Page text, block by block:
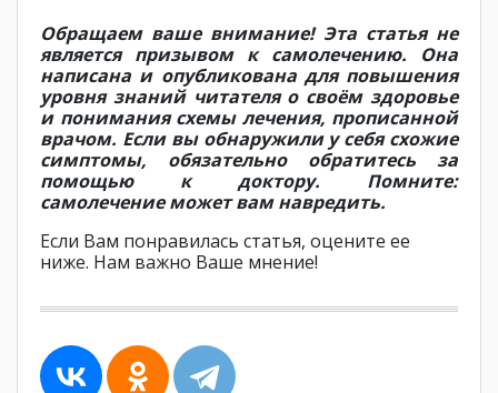
Обращаем ваше внимание! Эта статья не
является призывом к самолечению. Она
написана и опубликована для повышения
уровня знаний читателя о своём здоровье
и понимания схемы лечения, прописанной
врачом. Если вы обнаружили у себя схожие
симптомы, обязательно обратитесь за
помощью к доктору. Помните:
самолечение может вам навредить.
Если Вам понравилась статья, оцените ее
ниже. Нам важно Ваше мнение!